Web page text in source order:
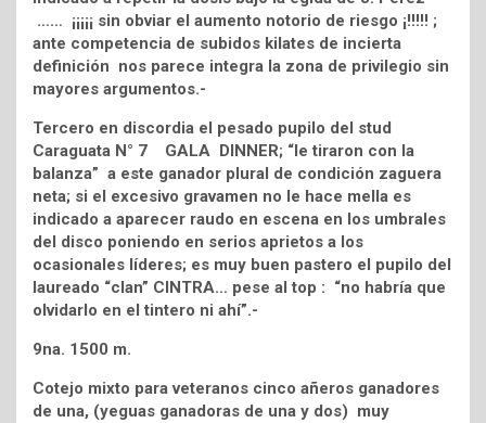
…… ¡¡¡¡¡ sin obviar el aumento notorio de riesgo ¡!!!!! ;
ante competencia de subidos kilates de incierta
definición nos parece integra la zona de privilegio sin
mayores argumentos.-
Tercero en discordia el pesado pupilo del stud
Caraguata N° 7 GALA DINNER; “le tiraron con la
balanza” a este ganador plural de condición zaguera
neta; si el excesivo gravamen no le hace mella es
indicado a aparecer raudo en escena en los umbrales
del disco poniendo en serios aprietos a los
ocasionales líderes; es muy buen pastero el pupilo del
laureado “clan” CINTRA… pese al top : “no habría que
olvidarlo en el tintero ni ahí”.-
9na. 1500 m.
Cotejo mixto para veteranos cinco añeros ganadores
de una, (yeguas ganadoras de una y dos) muy